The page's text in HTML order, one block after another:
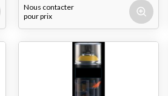
Nous contacter
pour prix